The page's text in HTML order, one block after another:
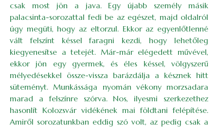
csak most jön a java. Egy újabb személy másik
palacsinta-sorozattal fedi be az egészet, majd oldalról
úgy megüti, hogy az eltorzul. Ekkor az egyenlőtlenné
vált felszínt késsel faragni kezdi, hogy lehetőleg
kiegyenesítse a tetejét. Már-már elégedett művével,
ekkor jön egy gyermek, és éles késsel, völgyszerű
mélyedésekkel össze-vissza barázdálja a késznek hitt
süteményt. Munkássága nyomán vékony morzsadara
marad a felszínre szórva. Nos, ilyesmi szerkezethez
hasonlít Kolozsvár vidékének mai földtani felépítése.
Amiről sorozatunkban eddig szó volt, az pedig csak a